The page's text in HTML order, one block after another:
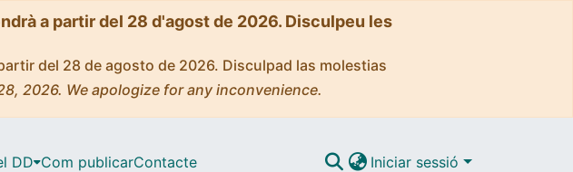
a partir del 28 d'agost de 2026. Disculpeu les
del 28 de agosto de 2026. Disculpad las molestias
2026. We apologize for any inconvenience.
DD Com publicarContacte Iniciar sessió